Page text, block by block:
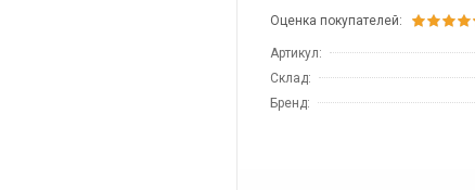
Оценка покупателей:
Артикул:
Склад:
Бренд: